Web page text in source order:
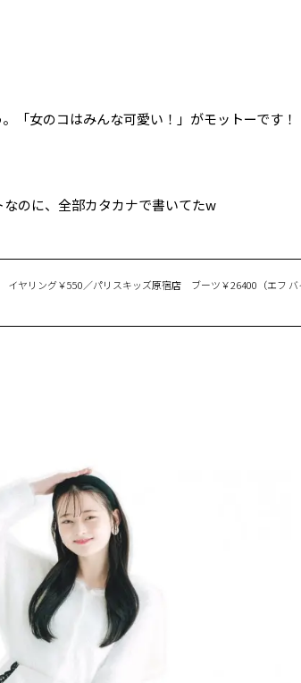
「女のコはみんな可愛い！」がモットーです！
のに、全部カタカナで書いてたw
ヤリング￥550／パリスキッズ原宿店 ブーツ￥26400（エフ バ